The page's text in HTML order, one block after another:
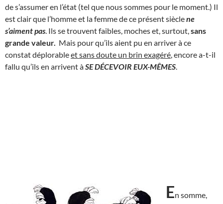
de s’assumer en l’état (tel que nous sommes pour le moment.) Il
est clair que l’homme et la femme de ce présent sièclene
s’aiment pas . Ils se trouvent faibles, moches et, surtout, sans
grande valeur. Mais pour qu’ils aient pu en arriver à ce
constat déplorableet sans doute un brin exagéré , encore a-t-il
fallu qu’ils en arrivent àSE DÉCEVOIR EUX-MÊMES
En somme,